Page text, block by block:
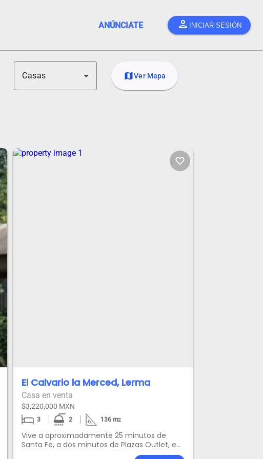
ANÚNCIATE person INICIAR SESIÓN
Casas mapVer Mapa
favorite_border
El Calvario la Merced, Lerma
Casa en venta
$3,220,000 MXN
3 2 136m2
Vive a aproximadamente 25 minutos de
Santa Fe, a dos minutos de Plazas Outlet, en
una privada con acceso controlado y